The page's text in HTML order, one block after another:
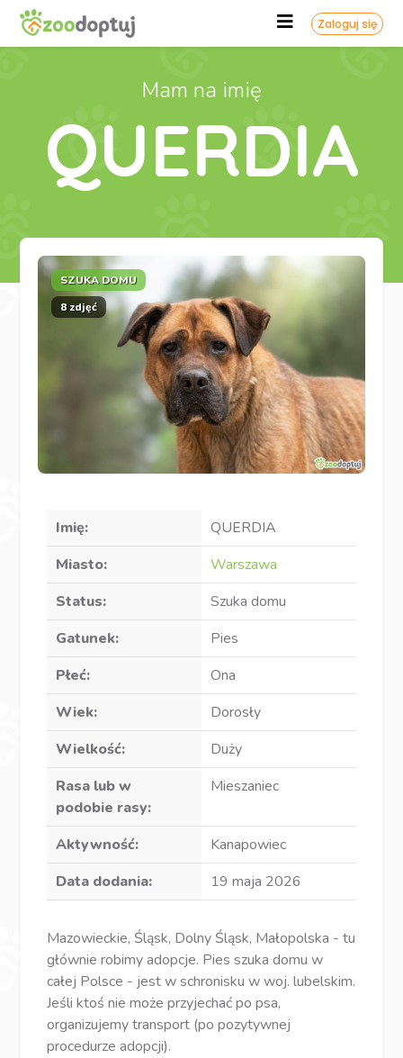
Zaloguj się
Mam na imię
QUERDIA
SZUKA DOMU
8 zdjęć
Imię:
QUERDIA
Miasto:
Warszawa
Status:
Szuka domu
Gatunek:
Pies
Płeć:
Ona
Wiek:
Dorosły
Wielkość:
Duży
Rasa lub w
podobie rasy:
Mieszaniec
Aktywność:
Kanapowiec
Data dodania:
19 maja 2026
Mazowieckie, Śląsk, Dolny Śląsk, Małopolska - tu
głównie robimy adopcje. Pies szuka domu w
całej Polsce - jest w schronisku w woj. lubelskim.
Jeśli ktoś nie może przyjechać po psa,
organizujemy transport (po pozytywnej
procedurze adopcji).